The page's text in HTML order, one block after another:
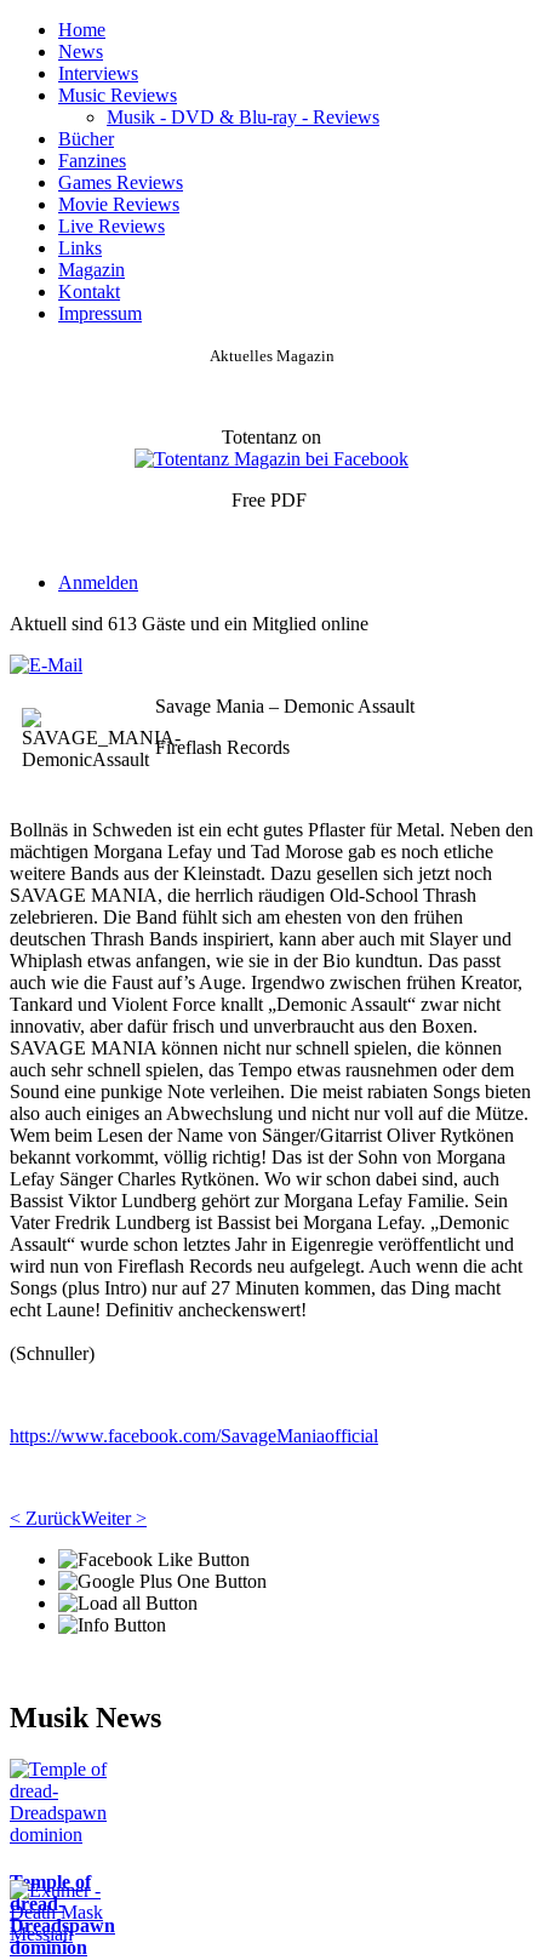
Home
News
Interviews
Music Reviews
Musik - DVD & Blu-ray - Reviews
Bücher
Fanzines
Games Reviews
Movie Reviews
Live Reviews
Links
Magazin
Kontakt
Impressum
Aktuelles Magazin
Totentanz on
Free PDF
Anmelden
Aktuell sind 613 Gäste und ein Mitglied online
Savage Mania – Demonic Assault
Fireflash Records
Bollnäs in Schweden ist ein echt gutes Pflaster für Metal. Neben den
mächtigen Morgana Lefay und Tad Morose gab es noch etliche
weitere Bands aus der Kleinstadt. Dazu gesellen sich jetzt noch
SAVAGE MANIA, die herrlich räudigen Old-School Thrash
zelebrieren. Die Band fühlt sich am ehesten von den frühen
deutschen Thrash Bands inspiriert, kann aber auch mit Slayer und
Whiplash etwas anfangen, wie sie in der Bio kundtun. Das passt
auch wie die Faust auf’s Auge. Irgendwo zwischen frühen Kreator,
Tankard und Violent Force knallt „Demonic Assault“ zwar nicht
innovativ, aber dafür frisch und unverbraucht aus den Boxen.
SAVAGE MANIA können nicht nur schnell spielen, die können
auch sehr schnell spielen, das Tempo etwas rausnehmen oder dem
Sound eine punkige Note verleihen. Die meist rabiaten Songs bieten
also auch einiges an Abwechslung und nicht nur voll auf die Mütze.
Wem beim Lesen der Name von Sänger/Gitarrist Oliver Rytkönen
bekannt vorkommt, völlig richtig! Das ist der Sohn von Morgana
Lefay Sänger Charles Rytkönen. Wo wir schon dabei sind, auch
Bassist Viktor Lundberg gehört zur Morgana Lefay Familie. Sein
Vater Fredrik Lundberg ist Bassist bei Morgana Lefay. „Demonic
Assault“ wurde schon letztes Jahr in Eigenregie veröffentlicht und
wird nun von Fireflash Records neu aufgelegt. Auch wenn die acht
Songs (plus Intro) nur auf 27 Minuten kommen, das Ding macht
echt Laune! Definitiv ancheckenswert!
(Schnuller)
https://www.facebook.com/SavageManiaofficial
< ZurückWeiter >
Musik News
Temple of
dread-
Dreadspawn
dominion